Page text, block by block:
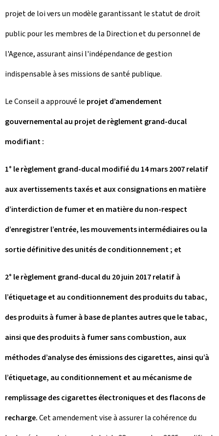
projet de loi vers un modèle garantissant le statut de droit
public pour les membres de la Direction et du personnel de
l'Agence, assurant ainsi l'indépendance de gestion
indispensable à ses missions de santé publique.
Le Conseil a approuvé le projet d’amendement
gouvernemental au projet de règlement grand-ducal
modifiant :
1° le règlement grand-ducal modifié du 14 mars 2007 relatif
aux avertissements taxés et aux consignations en matière
d’interdiction de fumer et en matière du non-respect
d’enregistrer l’entrée, les mouvements intermédiaires ou la
sortie définitive des unités de conditionnement ; et
2° le règlement grand-ducal du 20 juin 2017 relatif à
l’étiquetage et au conditionnement des produits du tabac,
des produits à fumer à base de plantes autres que le tabac,
ainsi que des produits à fumer sans combustion, aux
méthodes d’analyse des émissions des cigarettes, ainsi qu’à
l’étiquetage, au conditionnement et au mécanisme de
remplissage des cigarettes électroniques et des flacons de
recharge.Cet amendement vise à assurer la cohérence du